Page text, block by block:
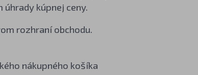
kúpnej ceny.
rozhraní obchodu.
nákupného košíka